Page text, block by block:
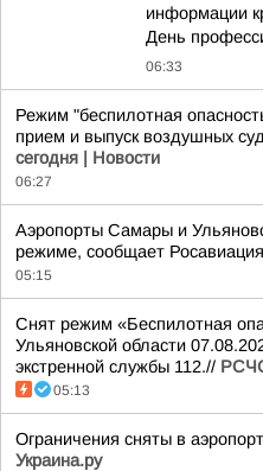
информации
День
06:33
Режим "беспилотная
прием и выпуск воздушных
сегодня | Новости
06:27
Аэропорты Самары и
режиме, сообщает
05:15
Снят режим «Беспилотная
Ульяновской области
экстренной службы 112.//
05:13
Ограничения сняты в
Украина.ру